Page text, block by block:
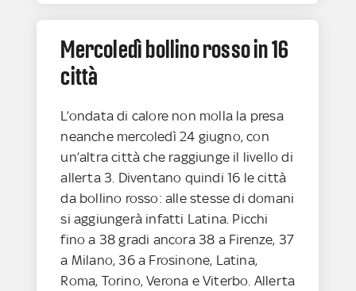
Mercoledì bollino rosso in 16
città
L’ondata di calore non molla la presa
neanche mercoledì 24 giugno, con
un’altra città che raggiunge il livello di
allerta 3. Diventano quindi 16 le città
da bollino rosso: alle stesse di domani
si aggiungerà infatti Latina. Picchi
fino a 38 gradi ancora 38 a Firenze, 37
a Milano, 36 a Frosinone, Latina,
Roma, Torino, Verona e Viterbo. Allerta